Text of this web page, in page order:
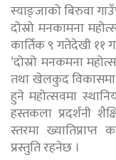
स्याङ्जाको बिरुवा
दोस्रो मनकामना
कार्तिक ९ गतेदेखी ११
‘दोस्रो मनकमना
तथा खेलकुद विकासमा
हुने महोत्सवमा
हस्तकला प्रदर्शनी
स्तरमा ख्यातिप्राप्त
प्रस्तुति रहनेछ ।